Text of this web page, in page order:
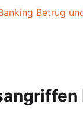
Betrug